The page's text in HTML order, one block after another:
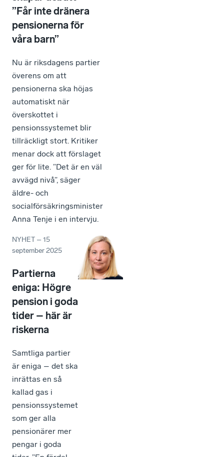
”Får inte dränera
pensionerna för
våra barn”
Nu är riksdagens partier
överens om att
pensionerna ska höjas
automatiskt när
överskottet i
pensionssystemet blir
tillräckligt stort. Kritiker
menar dock att förslaget
ger för lite. ”Det är en väl
avvägd nivå”, säger
äldre- och
socialförsäkringsminister
Anna Tenje i en intervju.
NYHET –15
september 2025
Partierna
eniga: Högre
pension i goda
tider – här är
riskerna
Samtliga partier
är eniga – det ska
inrättas en så
kallad gas i
pensionssystemet
som ger alla
pensionärer mer
pengar i goda